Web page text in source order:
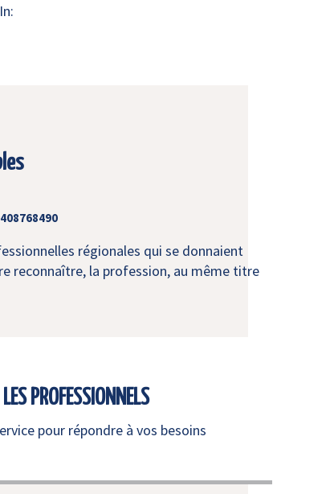
régionales qui se donnaient
reconnaître, la profession, au même titre
LES PROFESSIONNELS
pour répondre à vos besoins